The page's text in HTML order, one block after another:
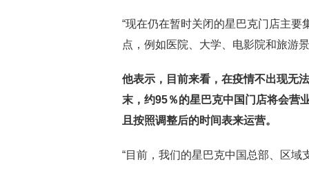
“现在仍在暂时关闭的星巴克门店主
点，例如医院、大学、电影院和旅游
他表示，目前来看，在疫情不出现无
末，约95％的星巴克中国门店将会营
且按照调整后的时间表来运营。
“目前，我们的星巴克中国总部、区